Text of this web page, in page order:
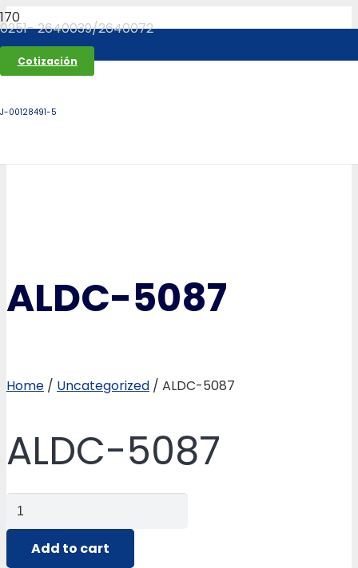
0251- 2640039/2640072
Cotización
J-00128491-5
ALDC-5087
Home / Uncategorized / ALDC-5087
ALDC-5087
ALDC-
5087
quantity
Add to cart